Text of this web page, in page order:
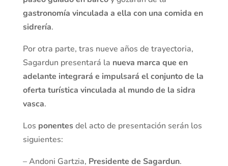
gastronomía vinculada a ella con una comida en
sidrería.
Por otra parte, tras nueve años de trayectoria,
Sagardun presentará la nueva marca que en
adelante integrará e impulsará el conjunto de la
oferta turística vinculada al mundo de la sidra
vasca.
Los ponentesdel acto de presentación serán los
siguientes:
– Andoni Gartzia, Presidente de Sagardun.